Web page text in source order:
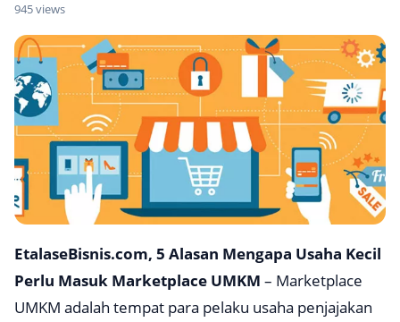
945 views
EtalaseBisnis.com, 5 Alasan Mengapa Usaha Kecil
Perlu Masuk Marketplace UMKM – Marketplace
UMKM adalah tempat para pelaku usaha penjajakan